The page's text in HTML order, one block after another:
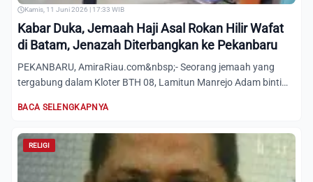
Kamis, 11 Juni 2026 | 17:33 WIB
Kabar Duka, Jemaah Haji Asal Rokan Hilir Wafat
di Batam, Jenazah Diterbangkan ke Pekanbaru
PEKANBARU, AmiraRiau.com&nbsp;- Seorang jemaah yang
tergabung dalam Kloter BTH 08, Lamitun Manrejo Adam binti
BACA SELENGKAPNYA
RELIGI